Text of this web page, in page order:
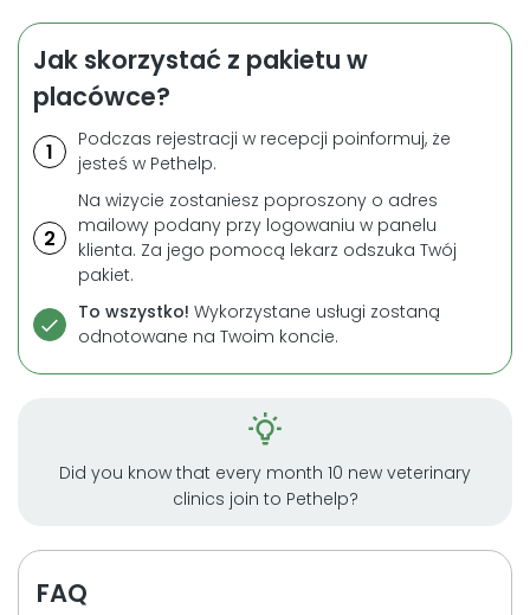
Jak skorzystać z pakietu w
placówce?
1
Podczas rejestracji w recepcji poinformuj, że
jesteś w Pethelp.
2
Na wizycie zostaniesz poproszony o adres
mailowy podany przy logowaniu w panelu
klienta. Za jego pomocą lekarz odszuka Twój
pakiet.
To wszystko! Wykorzystane usługi zostaną
odnotowane na Twoim koncie.
Did you know that every month 10 new veterinary
clinics join to Pethelp?
FAQ